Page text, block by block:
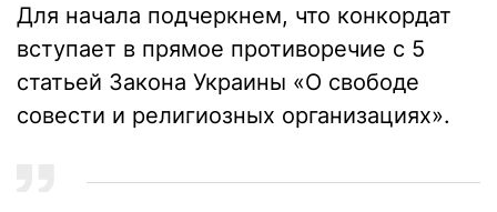
Для начала подчеркнем, что конкордат
вступает в прямое противоречие с 5
статьей Закона Украины «О свободе
совести и религиозных организациях».